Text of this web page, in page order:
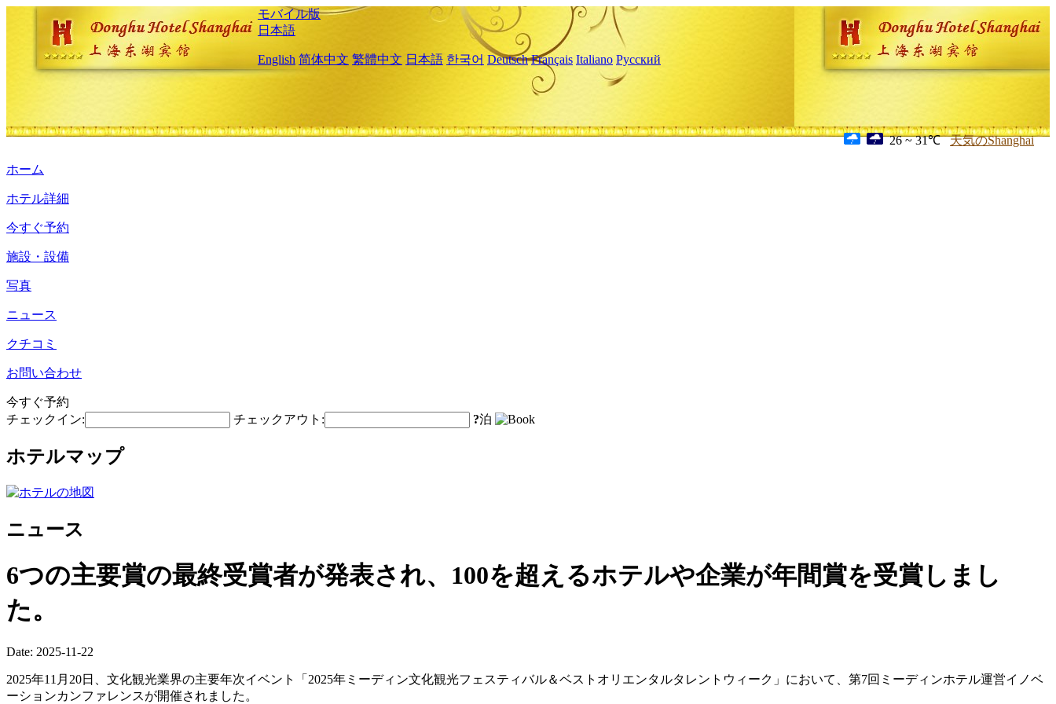
モバイル版
日本語
English 简体中文 繁體中文 日本語 한국어 Deutsch Français Italiano Русский
26 ~ 31℃ 天気のShanghai
ホーム
ホテル詳細
今すぐ予約
施設・設備
写真
ニュース
クチコミ
お問い合わせ
今すぐ予約
チェックイン:
チェックアウト: ?泊
ホテルマップ
ニュース
6つの主要賞の最終受賞者が発表され、100を超えるホテルや企業が年間賞を受賞しまし
た。
Date: 2025-11-22
2025年11月20日、文化観光業界の主要年次イベント「2025年ミーディン文化観光フェスティバル＆ベストオリエンタルタレントウィーク」において、第7回ミーディンホテル運営イノベ
ーションカンファレンスが開催されました。